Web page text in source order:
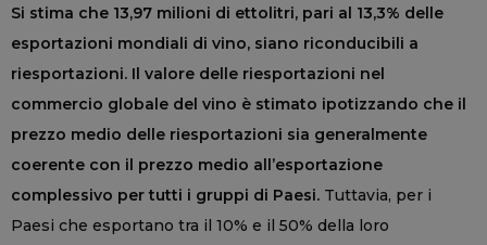
Si stima che 13,97 milioni di ettolitri, pari al 13,3% delle
esportazioni mondiali di vino, siano riconducibili a
riesportazioni. Il valore delle riesportazioni nel
commercio globale del vino è stimato ipotizzando che il
prezzo medio delle riesportazioni sia generalmente
coerente con il prezzo medio all’esportazione
complessivo per tutti i gruppi di Paesi. Tuttavia, per i
Paesi che esportano tra il 10% e il 50% della loro